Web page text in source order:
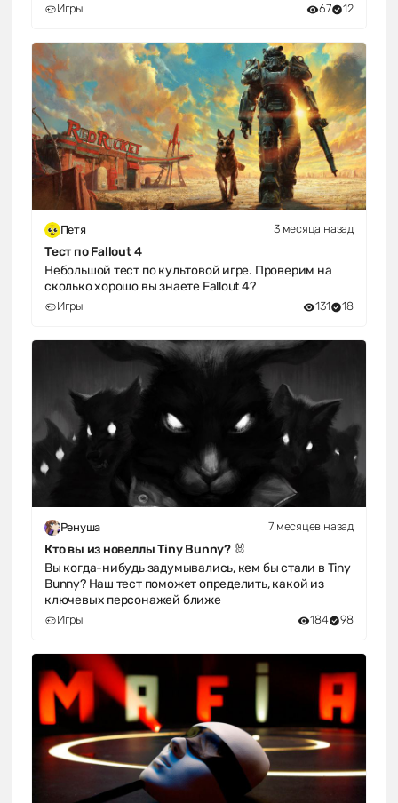
Игры 67 12
Петя 3 месяца назад
Тест по Fallout 4
Небольшой тест по культовой игре. Проверим на
сколько хорошо вы знаете Fallout 4?
Игры 131 18
Ренуша 7 месяцев назад
Кто вы из новеллы Tiny Bunny? 🐰
Вы когда-нибудь задумывались, кем бы стали в Tiny
Bunny? Наш тест поможет определить, какой из
ключевых персонажей ближе
Игры 184 98